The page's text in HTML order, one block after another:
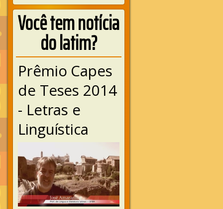
Você tem notícia
do latim?
Prêmio Capes
de Teses 2014
- Letras e
Linguística